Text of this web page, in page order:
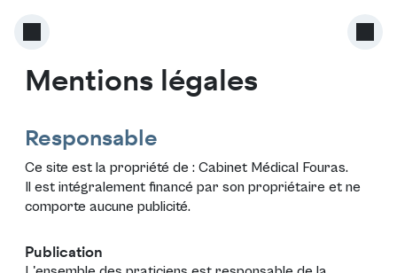
Mentions légales
Responsable
Ce site est la propriété de : Cabinet Médical Fouras.
Il est intégralement financé par son propriétaire et ne
comporte aucune publicité.
Publication